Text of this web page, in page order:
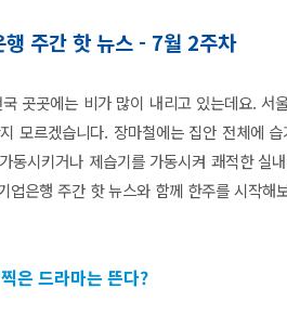
주간 핫 뉴스 - 7월 2주차
곳곳에는 비가 많이 내리고 있는데요. 서
모르겠습니다. 장마철에는 집안 전체에
동시키거나 제습기를 가동시켜 쾌적한 실
은행 주간 핫 뉴스와 함께 한주를 시작해
은 드라마는 뜬다?